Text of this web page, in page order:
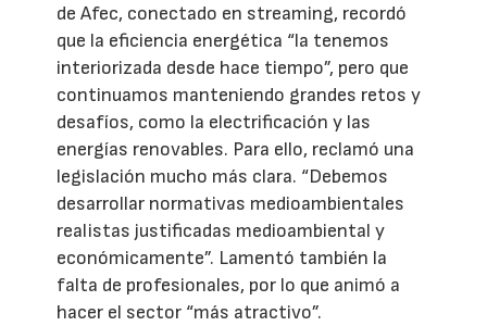
de Afec, conectado en streaming, recordó
que la eficiencia energética “la tenemos
interiorizada desde hace tiempo”, pero que
continuamos manteniendo grandes retos y
desafíos, como la electrificación y las
energías renovables. Para ello, reclamó una
legislación mucho más clara. “Debemos
desarrollar normativas medioambientales
realistas justificadas medioambiental y
económicamente”. Lamentó también la
falta de profesionales, por lo que animó a
hacer el sector “más atractivo”.